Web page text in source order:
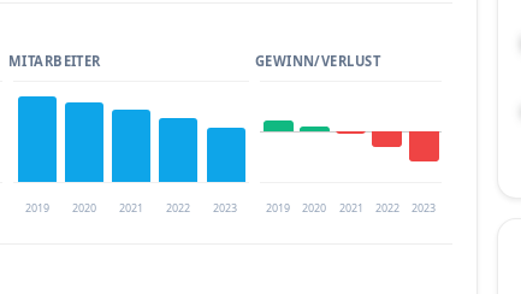
MITARBEITER
2019 2020 2021 2022 2023
GEWINN/VERLUST
2019 2020 2021 2022 2023